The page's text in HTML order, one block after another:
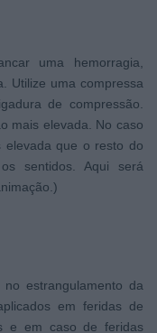
uma hemorragia,
Utilize uma compressa
de compressão.
mais elevada. No caso
elevada que o resto do
sentidos. Aqui será
estrangulamento da
em feridas de
e em caso de feridas